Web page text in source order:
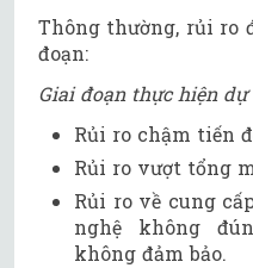
Thông thường, rủi ro
đoạn:
Giai đoạn thực hiện dự
Rủi ro chậm tiến
Rủi ro vượt tổng
Rủi ro về cung
nghệ không
không đảm bảo.